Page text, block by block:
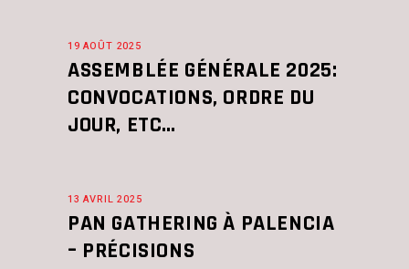
19 AOÛT 2025
ASSEMBLÉE GÉNÉRALE 2025:
CONVOCATIONS, ORDRE DU
JOUR, ETC…
13 AVRIL 2025
PAN GATHERING À PALENCIA
– PRÉCISIONS